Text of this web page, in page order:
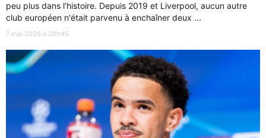
peu plus dans l'histoire. Depuis 2019 et Liverpool, aucun autre
club européen n'était parvenu à enchaîner deux ...
7 mai 2026 à 20h45